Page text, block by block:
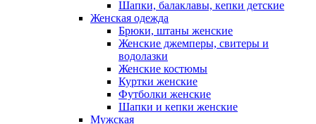
Шапки, балаклавы, кепки детские
Женская одежда
Брюки, штаны женские
Женские джемперы, свитеры и
водолазки
Женские костюмы
Куртки женские
Футболки женские
Шапки и кепки женские
Мужская